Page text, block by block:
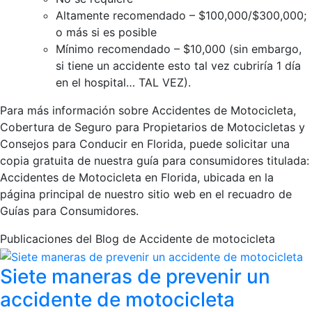
Altamente recomendado – $100,000/$300,000;
o más si es posible
Mínimo recomendado – $10,000 (sin embargo,
si tiene un accidente esto tal vez cubriría 1 día
en el hospital… TAL VEZ).
Para más información sobre Accidentes de Motocicleta,
Cobertura de Seguro para Propietarios de Motocicletas y
Consejos para Conducir en Florida, puede solicitar una
copia gratuita de nuestra guía para consumidores titulada:
Accidentes de Motocicleta en Florida, ubicada en la
página principal de nuestro sitio web en el recuadro de
Guías para Consumidores.
Publicaciones del Blog de Accidente de motocicleta
Siete maneras de prevenir un
accidente de motocicleta